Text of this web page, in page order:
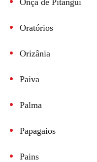
Oratórios
Orizânia
Paiva
Palma
Papagaios
Pains